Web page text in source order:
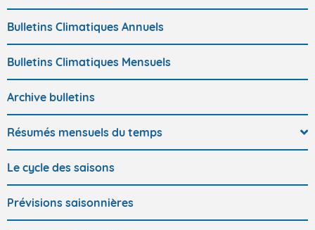
Bulletins Climatiques Annuels
Bulletins Climatiques Mensuels
Archive bulletins
Résumés mensuels du temps
Le cycle des saisons
Prévisions saisonnières